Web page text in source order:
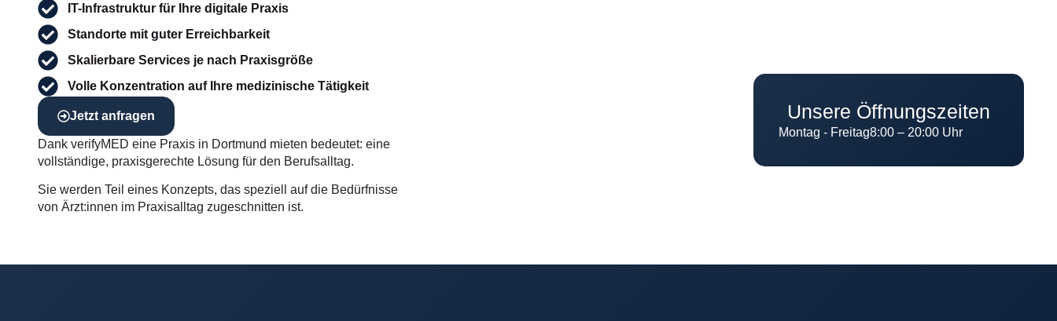
IT-Infrastruktur für Ihre digitale Praxis
Standorte mit guter Erreichbarkeit
Skalierbare Services je nach Praxisgröße
Volle Konzentration auf Ihre medizinische Tätigkeit
Jetzt anfragen
Dank verifyMED eine Praxis in Dortmund mieten bedeutet: eine
vollständige, praxisgerechte Lösung für den Berufsalltag.
Sie werden Teil eines Konzepts, das speziell auf die Bedürfnisse
von Ärzt:innen im Praxisalltag zugeschnitten ist.
Unsere Öffnungszeiten
Montag - Freitag8:00 – 20:00 Uhr